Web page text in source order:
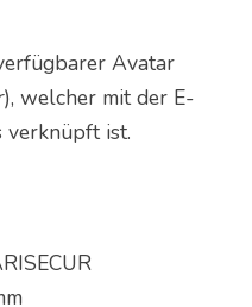
Avatar
), welcher mit der E-
verknüpft ist.